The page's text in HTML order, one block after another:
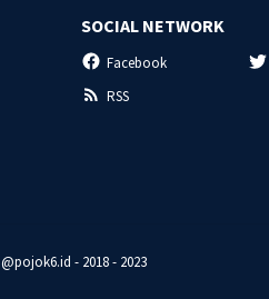
SOCIAL NETWORK
Facebook
RSS
@pojok6.id - 2018 - 2023